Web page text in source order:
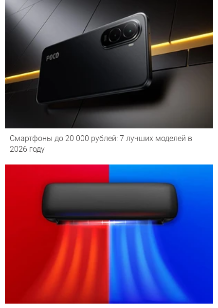
Смартфоны до 20 000 рублей: 7 лучших моделей в
2026 году